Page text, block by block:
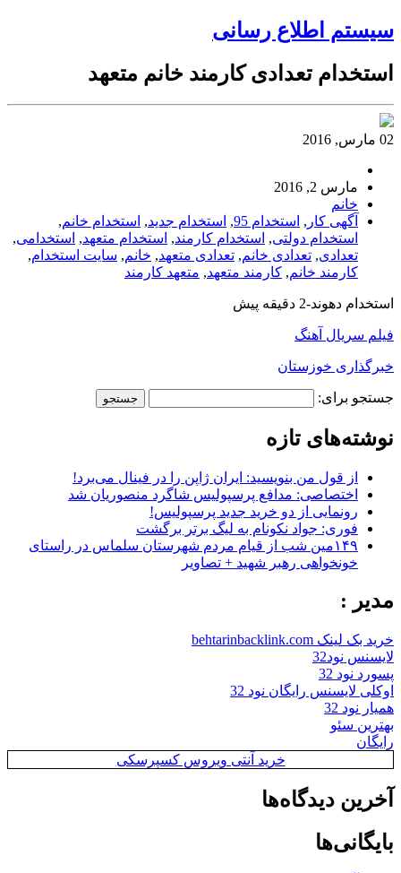
سیستم اطلاع رسانی
استخدام تعدادی کارمند خانم متعهد
02 مارس, 2016
مارس 2, 2016
خانم
آگهی کار , استخدام 95 , استخدام جدید, استخدام خانم,
استخدام دولتی, استخدام کارمند, استخدام متعهد, استخدامی,
تعدادی, تعدادی خانم, تعدادی متعهد, خانم, سایت استخدام,
کارمند خانم, کارمند متعهد, متعهد کارمند
استخدام دهوند-2 دقیقه پیش
فیلم سریال آهنگ
خبرگذاری خوزستان
جستجو برای:
نوشته‌های تازه
از قول من بنویسید: ایران ژاپن را در فینال می‌برد!
اختصاصی: مدافع پرسپولیس شاگرد منصوریان شد
رونمایی از دو خرید جدید پرسپولیس!
فوری: جواد نکونام به لیگ برتر برگشت
۱۴۹مین شب از قیام مردم شهرستان سلماس در راستای
خونخواهی رهبر شهید + تصاویر
مدیر :
خرید بک لینک behtarinbacklink.com
لایسنس نود32
پسورد نود 32
اوکلی لایسنس رایگان نود 32
همیار نود 32
بهترین سئو
رایگان
خرید آنتی ویروس کسپرسکی
آخرین دیدگاه‌ها
بایگانی‌ها